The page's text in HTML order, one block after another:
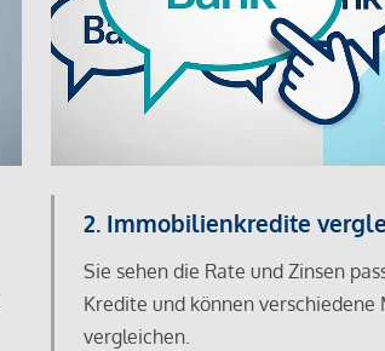
2. Immobilienkredite
Sie sehen die Rate und Zinsen
Kredite und können verschiedene
vergleichen.